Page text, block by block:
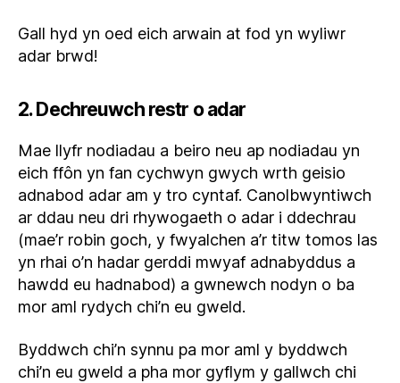
Gall hyd yn oed eich arwain at fod yn wyliwr
adar brwd!
2. Dechreuwch restr o adar
Mae llyfr nodiadau a beiro neu ap nodiadau yn
eich ffôn yn fan cychwyn gwych wrth geisio
adnabod adar am y tro cyntaf. Canolbwyntiwch
ar ddau neu dri rhywogaeth o adar i ddechrau
(mae’r robin goch, y fwyalchen a’r titw tomos las
yn rhai o’n hadar gerddi mwyaf adnabyddus a
hawdd eu hadnabod) a gwnewch nodyn o ba
mor aml rydych chi’n eu gweld.
Byddwch chi’n synnu pa mor aml y byddwch
chi’n eu gweld a pha mor gyflym y gallwch chi